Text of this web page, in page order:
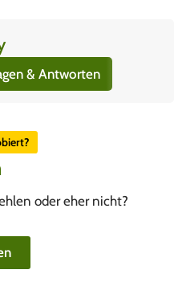
& Antworten
oder eher nicht?